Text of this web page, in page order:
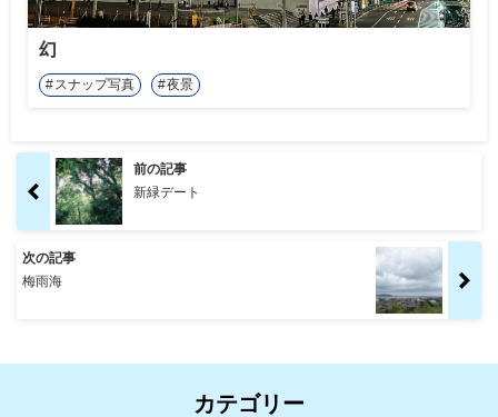
幻
スナップ写真 夜景
前の記事
新緑デート
次の記事
梅雨海
カテゴリー